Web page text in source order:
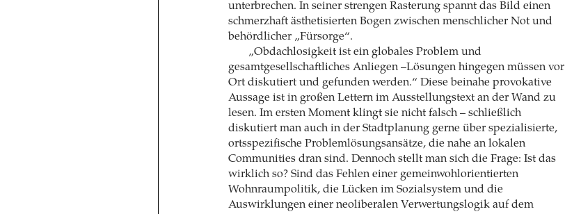
unterbrechen. In seiner strengen Rasterung spannt das Bild einen
schmerzhaft ästhetisierten Bogen zwischen menschlicher Not und
behördlicher „Fürsorge“.
„Obdachlosigkeit ist ein globales Problem und
gesamtgesellschaftliches Anliegen –Lösungen hingegen müssen vor
Ort diskutiert und gefunden werden.“ Diese beinahe provokative
Aussage ist in großen Lettern im Ausstellungstext an der Wand zu
lesen. Im ersten Moment klingt sie nicht falsch – schließlich
diskutiert man auch in der Stadtplanung gerne über spezialisierte,
ortsspezifische Problemlösungsansätze, die nahe an lokalen
Communities dran sind. Dennoch stellt man sich die Frage: Ist das
wirklich so? Sind das Fehlen einer gemeinwohlorientierten
Wohnraumpolitik, die Lücken im Sozialsystem und die
Auswirklungen einer neoliberalen Verwertungslogik auf dem